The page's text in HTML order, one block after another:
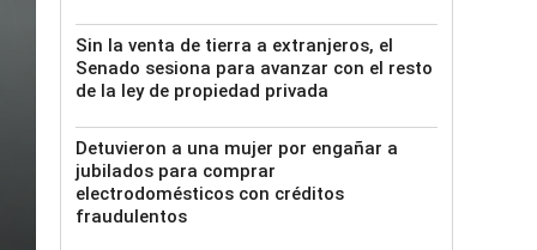
Sin la venta de tierra a extranjeros, el
Senado sesiona para avanzar con el resto
de la ley de propiedad privada
Detuvieron a una mujer por engañar a
jubilados para comprar
electrodomésticos con créditos
fraudulentos